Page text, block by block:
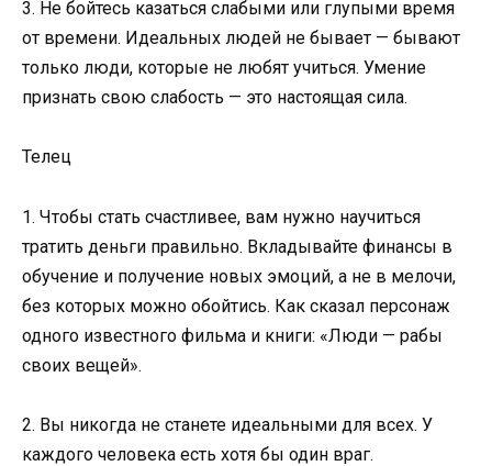
3. Не бойтесь казаться слабыми или глупыми время
от времени. Идеальных людей не бывает — бывают
только люди, которые не любят учиться. Умение
признать свою слабость — это настоящая сила.
Телец
1. Чтобы стать счастливее, вам нужно научиться
тратить деньги правильно. Вкладывайте финансы в
обучение и получение новых эмоций, а не в мелочи,
без которых можно обойтись. Как сказал персонаж
одного известного фильма и книги: «Люди — рабы
своих вещей».
2. Вы никогда не станете идеальными для всех. У
каждого человека есть хотя бы один враг.